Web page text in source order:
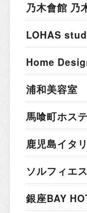
乃木會館 乃
LOHAS
Home
浦和美容室
馬喰町ホス
鹿児島イタ
ソルフィエ
銀座BAY